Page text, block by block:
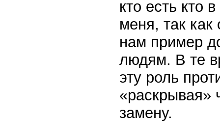
кто есть кто
меня, так
нам пример
людям. В те
эту роль
«раскрывая»
замену.